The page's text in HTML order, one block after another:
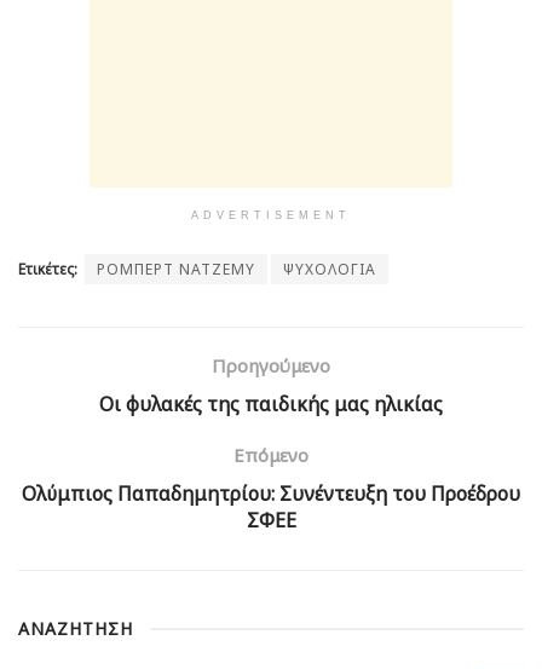
ADVERTISEMENT
Ετικέτες: ΡΟΜΠΕΡΤ ΝΑΤΖΕΜΥ ΨΥΧΟΛΟΓΙΑ
Προηγούμενο
Οι φυλακές της παιδικής μας ηλικίας
Επόμενο
Ολύμπιος Παπαδημητρίου: Συνέντευξη του Προέδρου
ΣΦΕΕ
ΑΝΑΖΗΤΗΣΗ